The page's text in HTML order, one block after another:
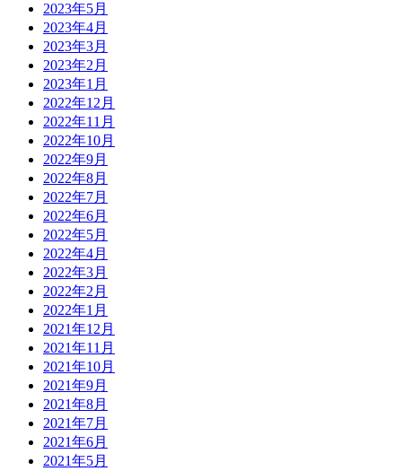
2023年5月
2023年4月
2023年3月
2023年2月
2023年1月
2022年12月
2022年11月
2022年10月
2022年9月
2022年8月
2022年7月
2022年6月
2022年5月
2022年4月
2022年3月
2022年2月
2022年1月
2021年12月
2021年11月
2021年10月
2021年9月
2021年8月
2021年7月
2021年6月
2021年5月